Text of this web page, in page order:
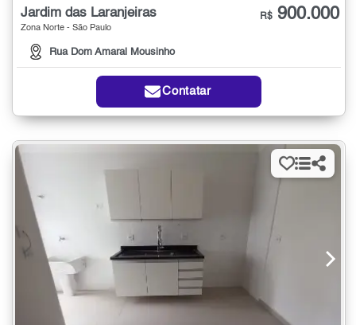
Jardim das Laranjeiras
Zona Norte - São Paulo
Rua Dom Amaral Mousinho
R$ 900.000
Contatar